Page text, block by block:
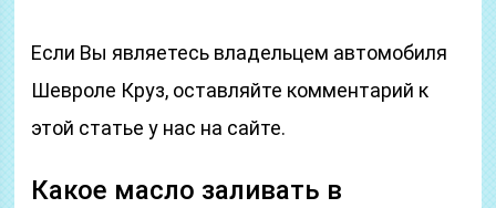
Если Вы являетесь владельцем автомобиля
Шевроле Круз, оставляйте комментарий к
этой статье у нас на сайте.
Какое масло заливать в